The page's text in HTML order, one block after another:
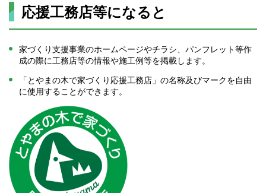
応援工務店等になると
家づくり支援事業のホームページやチラシ、パンフレット等作
成の際に工務店等の情報や施工例等を掲載します。
「とやまの木で家づくり応援工務店」の名称及びマークを自由
に使用することができます。